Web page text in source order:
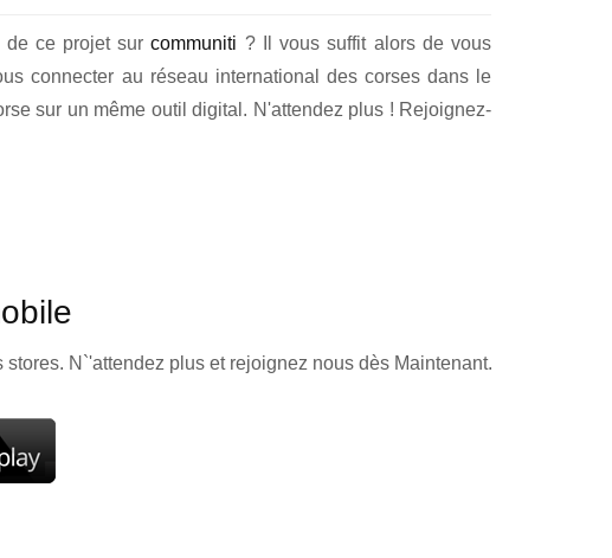
de ce projet surcommuniti ? Il vous suffit alors de vous
connecter au réseau international des corses dans le
sur un même outil digital. N'attendez plus ! Rejoignez-
N`'attendez plus et rejoignez nous dès Maintenant.